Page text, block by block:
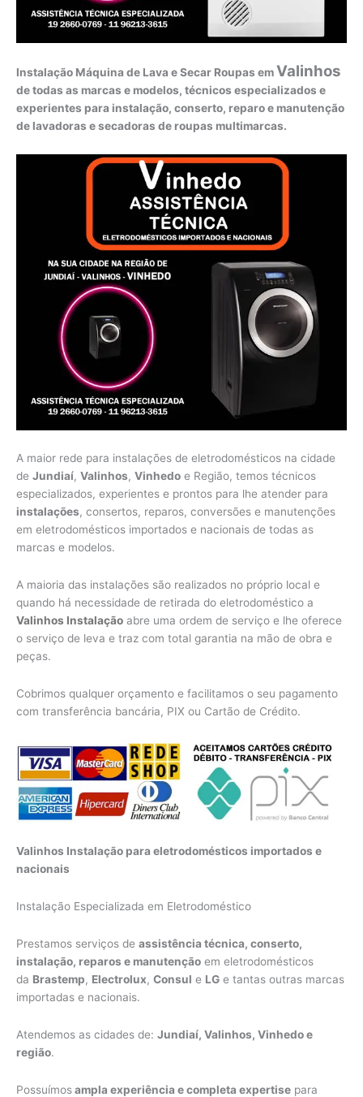
Instalação Máquina de Lava e Secar Roupas emValinhos
de todas as marcas e modelos, técnicos especializados e
experientes para instalação, conserto, reparo e manutenção
de lavadoras e secadoras de roupas multimarcas.
A maior rede para instalações de eletrodomésticos na cidade
de Jundiaí, Valinhos, Vinhedo e Região, temos técnicos
especializados, experientes e prontos para lhe atender para
instalações, consertos, reparos, conversões e manutenções
em eletrodomésticos importados e nacionais de todas as
marcas e modelos.
A maioria das instalações são realizados no próprio local e
quando há necessidade de retirada do eletrodoméstico a
Valinhos Instalação abre uma ordem de serviço e lhe oferece
o serviço de leva e traz com total garantia na mão de obra e
peças.
Cobrimos qualquer orçamento e facilitamos o seu pagamento
com transferência bancária, PIX ou Cartão de Crédito.
Valinhos Instalação para eletrodomésticos importados e
nacionais
Instalação Especializada em Eletrodoméstico
Prestamos serviços de assistência técnica, conserto,
instalação, reparos e manutenção em eletrodomésticos
da Brastemp, Electrolux, Consul e LG e tantas outras marcas
importadas e nacionais.
Atendemos as cidades de: Jundiaí, Valinhos, Vinhedo e
região.
Possuímosampla experiência e completa expertise para